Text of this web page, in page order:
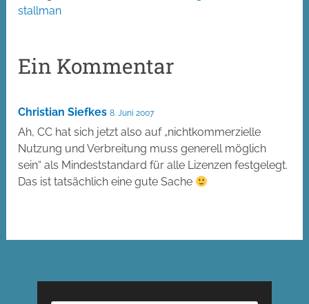
stallman
Ein Kommentar
Christian Siefkes 8. Juni 2007
Ah, CC hat sich jetzt also auf „nichtkommerzielle
Nutzung und Verbreitung muss generell möglich
sein“ als Mindeststandard für alle Lizenzen festgelegt.
Das ist tatsächlich eine gute Sache